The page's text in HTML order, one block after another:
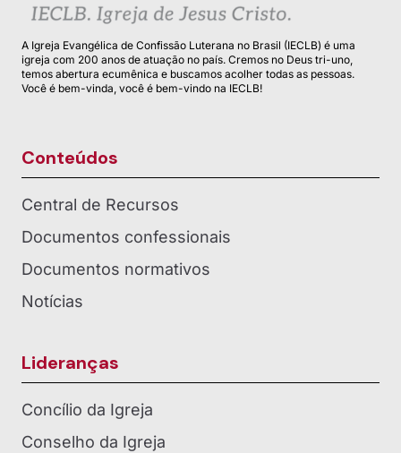
A Igreja Evangélica de Confissão Luterana no Brasil (IECLB) é uma
igreja com 200 anos de atuação no país. Cremos no Deus tri-uno,
temos abertura ecumênica e buscamos acolher todas as pessoas.
Você é bem-vinda, você é bem-vindo na IECLB!
Conteúdos
Central de Recursos
Documentos confessionais
Documentos normativos
Notícias
Lideranças
Concílio da Igreja
Conselho da Igreja